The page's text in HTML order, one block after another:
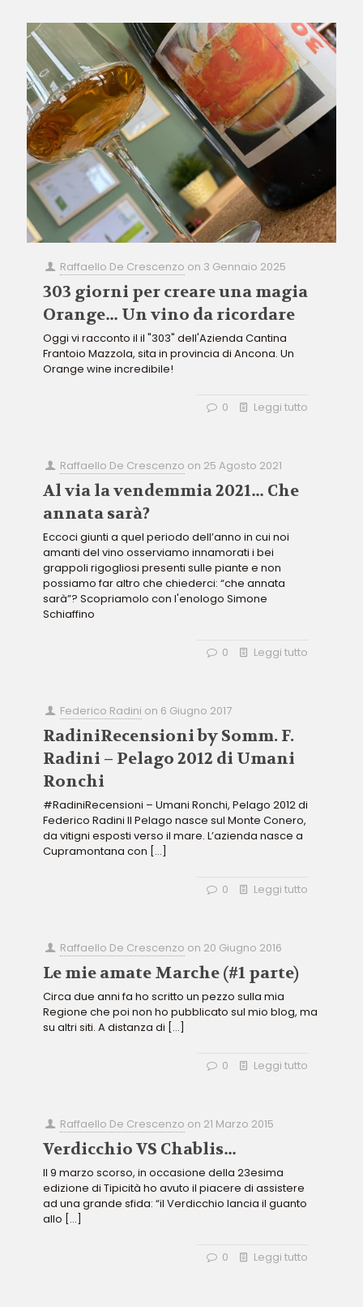
Raffaello De Crescenzo on 3 Gennaio 2025
303 giorni per creare una magia
Orange… Un vino da ricordare
Oggi vi racconto il il "303" dell'Azienda Cantina
Frantoio Mazzola, sita in provincia di Ancona. Un
Orange wine incredibile!
0 Leggi tutto
Raffaello De Crescenzo on 25 Agosto 2021
Al via la vendemmia 2021… Che
annata sarà?
Eccoci giunti a quel periodo dell’anno in cui noi
amanti del vino osserviamo innamorati i bei
grappoli rigogliosi presenti sulle piante e non
possiamo far altro che chiederci: “che annata
sarà”? Scopriamolo con l'enologo Simone
Schiaffino
0 Leggi tutto
Federico Radini on 6 Giugno 2017
RadiniRecensioni by Somm. F.
Radini – Pelago 2012 di Umani
Ronchi
#RadiniRecensioni – Umani Ronchi, Pelago 2012 di
Federico Radini Il Pelago nasce sul Monte Conero,
da vitigni esposti verso il mare. L’azienda nasce a
Cupramontana con […]
0 Leggi tutto
Raffaello De Crescenzo on 20 Giugno 2016
Le mie amate Marche (#1 parte)
Circa due anni fa ho scritto un pezzo sulla mia
Regione che poi non ho pubblicato sul mio blog, ma
su altri siti. A distanza di […]
0 Leggi tutto
Raffaello De Crescenzo on 21 Marzo 2015
Verdicchio VS Chablis…
Il 9 marzo scorso, in occasione della 23esima
edizione di Tipicità ho avuto il piacere di assistere
ad una grande sfida: “il Verdicchio lancia il guanto
allo […]
0 Leggi tutto